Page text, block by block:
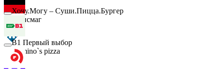
Офисмаг
Domino`s pizza
Хочу.Могу – Суши.Пицца.Бургер
B1 Первый выбор